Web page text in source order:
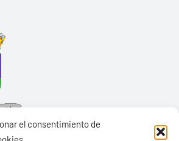
el consentimiento de